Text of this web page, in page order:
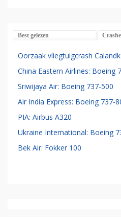
Best gelezen
Oorzaak vliegtuigcrash
China Eastern Airlines: Boeing
Sriwijaya Air: Boeing 737-500
Air India Express: Boeing 737-
PIA: Airbus A320
Ukraine International: Boeing
Bek Air: Fokker 100